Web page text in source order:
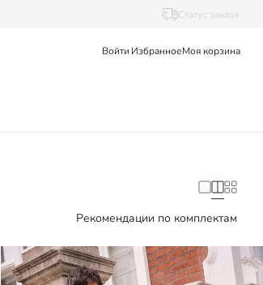
Статус заказа
Войти ИзбранноеМоя корзина
Рекомендации по комплектам